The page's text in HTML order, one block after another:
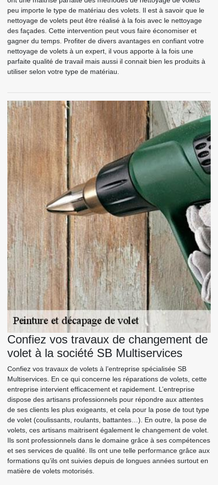
peu importe le type de matériau des volets. Il est à savoir que le
nettoyage de volets peut être réalisé à la fois avec le nettoyage
des façades. Cette intervention peut vous faire économiser et
gagner du temps. Profiter de divers avantages en confiant votre
nettoyage de volets à un expert, il vous apporte à la fois une
parfaite qualité de travail mais aussi il connait bien les produits à
utiliser selon votre type de matériau.
Confiez vos travaux de changement de
volet à la société SB Multiservices
Confiez vos travaux de volets à l’entreprise spécialisée SB
Multiservices. En ce qui concerne les réparations de volets, cette
entreprise intervient efficacement et rapidement. L’entreprise
dispose des artisans professionnels pour répondre aux attentes
de ses clients les plus exigeants, et cela pour la pose de tout type
de volet (coulissants, roulants, battantes…). En outre, la pose de
volets, ces artisans maitrisent également le changement de volet.
Ils sont professionnels dans le domaine grâce à ses compétences
et ses services de qualité. Ils ont une telle performance grâce aux
formations qu’ils ont suivies depuis de longues années surtout en
matière de volets motorisés.